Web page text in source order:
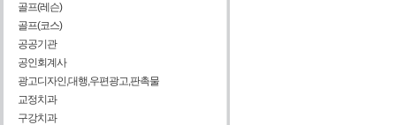
골프(레슨)
골프(코스)
공공기관
공인회계사
광고디자인,대행,우편광고,판촉물
교정치과
구강치과